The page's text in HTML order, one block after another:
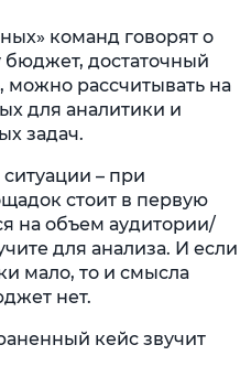
команд говорят о
бюджет, достаточный
можно рассчитывать на
для аналитики и
задач.
– при
стоит в первую
на объем аудитории/
для анализа. И если
мало, то и смысла
нет.
кейс звучит